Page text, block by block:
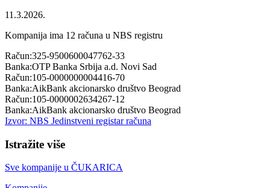
11.3.2026.
Kompanija ima 12 računa u NBS registru
Račun:325-9500600047762-33
Banka:OTP Banka Srbija a.d. Novi Sad
Račun:105-0000000004416-70
Banka:AikBank akcionarsko društvo Beograd
Račun:105-0000002634267-12
Banka:AikBank akcionarsko društvo Beograd
Izvor: NBS Jedinstveni registar računa
Istražite više
Sve kompanije u ČUKARICA